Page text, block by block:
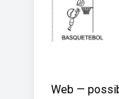
Web —